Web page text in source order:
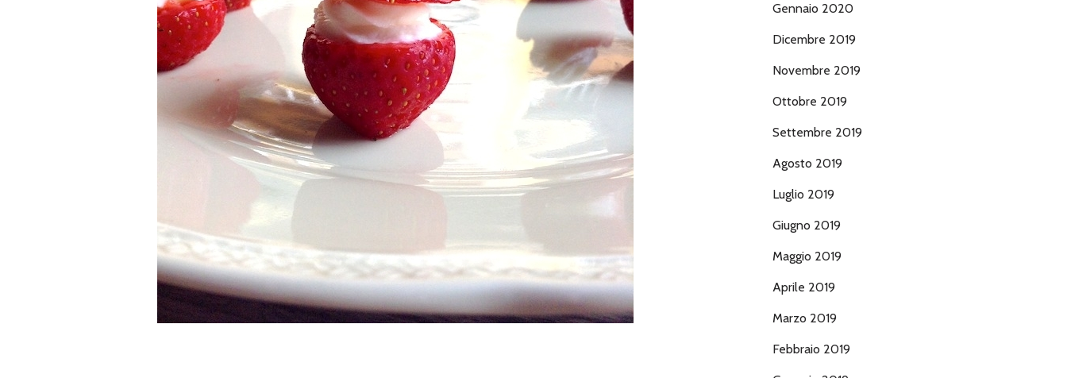
Gennaio 2020
Dicembre 2019
Novembre 2019
Ottobre 2019
Settembre 2019
Agosto 2019
Luglio 2019
Giugno 2019
Maggio 2019
Aprile 2019
Marzo 2019
Febbraio 2019